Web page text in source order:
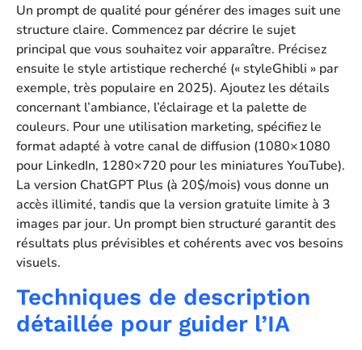
Un prompt de qualité pour générer des images suit une
structure claire. Commencez par décrire le sujet
principal que vous souhaitez voir apparaître. Précisez
ensuite le style artistique recherché (« styleGhibli » par
exemple, très populaire en 2025). Ajoutez les détails
concernant l’ambiance, l’éclairage et la palette de
couleurs. Pour une utilisation marketing, spécifiez le
format adapté à votre canal de diffusion (1080×1080
pour LinkedIn, 1280×720 pour les miniatures YouTube).
La version ChatGPT Plus (à 20$/mois) vous donne un
accès illimité, tandis que la version gratuite limite à 3
images par jour. Un prompt bien structuré garantit des
résultats plus prévisibles et cohérents avec vos besoins
visuels.
Techniques de description
détaillée pour guider l’IA